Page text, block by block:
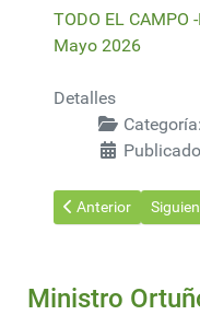
TODO EL CAMPO
Mayo 2026
Detalles
Categoría:
Artículo anterior:
Anterior
Ministro